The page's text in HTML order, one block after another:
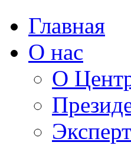
Главная
О нас
О